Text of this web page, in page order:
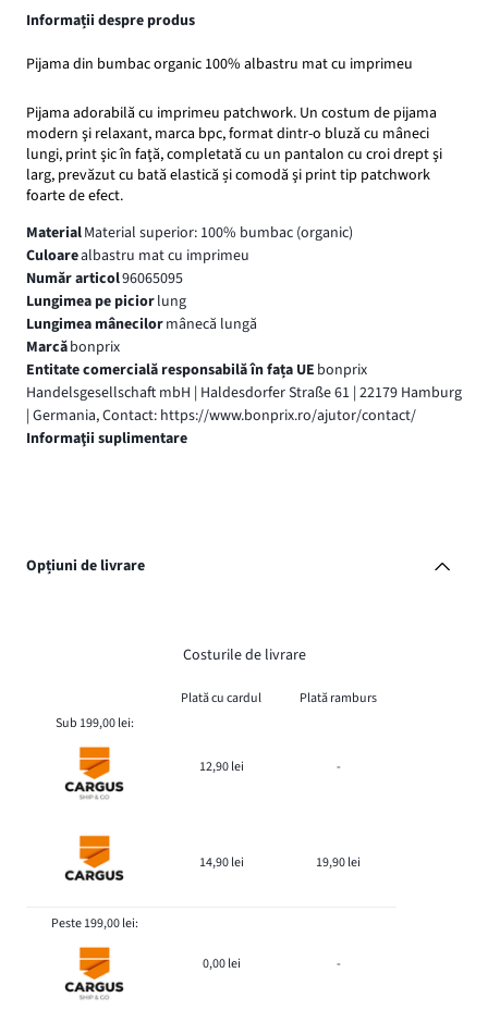
Informații despre produs
Pijama din bumbac organic 100% albastru mat cu imprimeu
Pijama adorabilă cu imprimeu patchwork. Un costum de pijama
modern şi relaxant, marca bpc, format dintr-o bluză cu mâneci
lungi, print şic în faţă, completată cu un pantalon cu croi drept şi
larg, prevăzut cu bată elastică și comodă şi print tip patchwork
foarte de efect.
MaterialMaterial superior: 100% bumbac (organic)
Culoarealbastru mat cu imprimeu
Număr articol96065095
Lungimea pe piciorlung
Lungimea mânecilormânecă lungă
Marcăbonprix
Entitate comercială responsabilă în fața UE bonprix
Handelsgesellschaft mbH | Haldesdorfer Straße 61 | 22179 Hamburg
| Germania, Contact: https://www.bonprix.ro/ajutor/contact/
Informaţii suplimentare
Opțiuni de livrare
Costurile de livrare
Plată cu cardul
Plată ramburs
Sub 199,00 lei:
12,90 lei -
14,90 lei 19,90 lei
Peste 199,00 lei:
0,00 lei -